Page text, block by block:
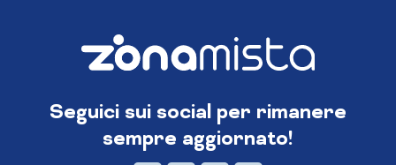
Seguici sui social per rimanere
sempre aggiornato!